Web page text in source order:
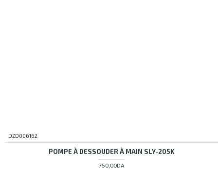
DZD006162
POMPE À DESSOUDER À MAIN SLY-205K
750,00DA